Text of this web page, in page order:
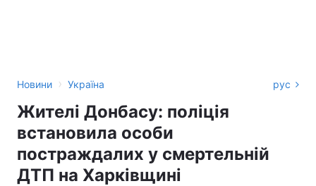
Новини › Україна рус
Жителі Донбасу: поліція
встановила особи
постраждалих у смертельній
ДТП на Харківщині